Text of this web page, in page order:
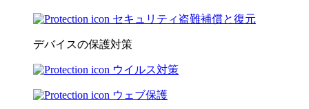
セキュリティ盗難補償と復元
デバイスの保護対策
ウイルス対策
ウェブ保護